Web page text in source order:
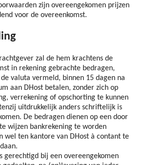
zijn overeengekomen prijzen
voor de overeenkomst.
zal de hem krachtens de
in rekening gebrachte bedragen,
valuta vermeld, binnen 15 dagen na
aan DHost betalen, zonder zich op
verrekening of opschorting te kunnen
uitdrukkelijk anders schriftelijk is
De bedragen dienen op een door
wijzen bankrekening te worden
wel ten kantore van DHost à contant te
gerechtigd bij een overeengekomen